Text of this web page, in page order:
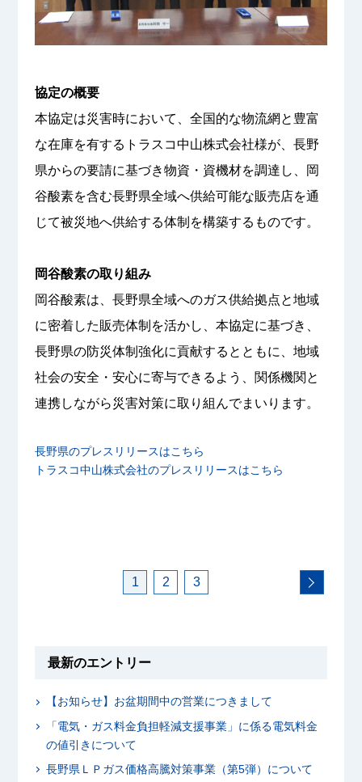
協定の概要
本協定は災害時において、全国的な物流網と豊富
な在庫を有するトラスコ中山株式会社様が、長野
県からの要請に基づき物資・資機材を調達し、岡
谷酸素を含む長野県全域へ供給可能な販売店を通
じて被災地へ供給する体制を構築するものです。
岡谷酸素の取り組み
岡谷酸素は、長野県全域へのガス供給拠点と地域
に密着した販売体制を活かし、本協定に基づき、
長野県の防災体制強化に貢献するとともに、地域
社会の安全・安心に寄与できるよう、関係機関と
連携しながら災害対策に取り組んでまいります。
長野県のプレスリリースはこちら
トラスコ中山株式会社のプレスリリースはこちら
1 2 3
最新のエントリー
【お知らせ】お盆期間中の営業につきまして
「電気・ガス料金負担軽減支援事業」に係る電気料金
の値引きについて
長野県ＬＰガス価格高騰対策事業（第5弾）について